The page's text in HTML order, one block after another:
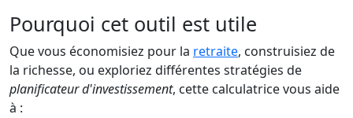
Pourquoi cet outil est utile
Que vous économisiez pour la retraite, construisiez de
la richesse, ou exploriez différentes stratégies de
planificateur d'investissement, cette calculatrice vous aide
à :